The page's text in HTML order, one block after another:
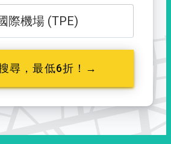
際機場 (TPE)
尋，最低6折！→